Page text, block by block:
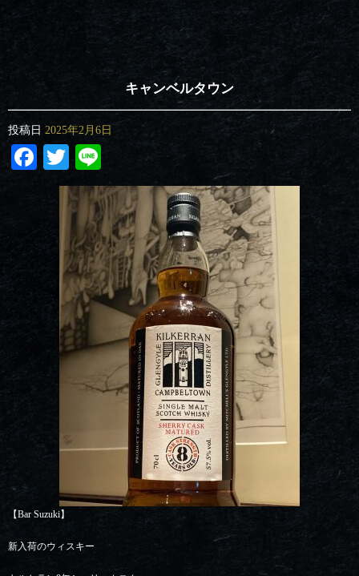
キャンベルタウン
投稿日 2025年2月6日
Facebook
TwitterLine
【Bar Suzuki】
新入荷のウィスキー